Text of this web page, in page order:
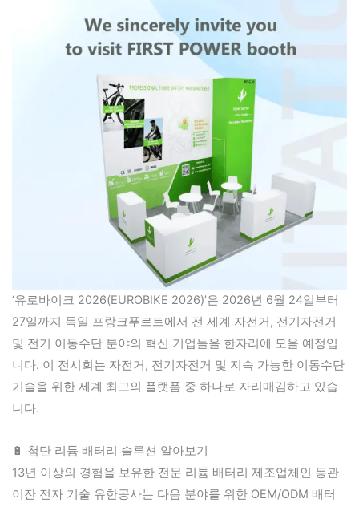
‘유로바이크 2026(EUROBIKE 2026)’은 2026년 6월 24일부터
27일까지 독일 프랑크푸르트에서 전 세계 자전거, 전기자전거
및 전기 이동수단 분야의 혁신 기업들을 한자리에 모을 예정입
니다. 이 전시회는 자전거, 전기자전거 및 지속 가능한 이동수단
기술을 위한 세계 최고의 플랫폼 중 하나로 자리매김하고 있습
니다.
🔋 첨단 리튬 배터리 솔루션 알아보기
13년 이상의 경험을 보유한 전문 리튬 배터리 제조업체인 동관
이잔 전자 기술 유한공사는 다음 분야를 위한 OEM/ODM 배터